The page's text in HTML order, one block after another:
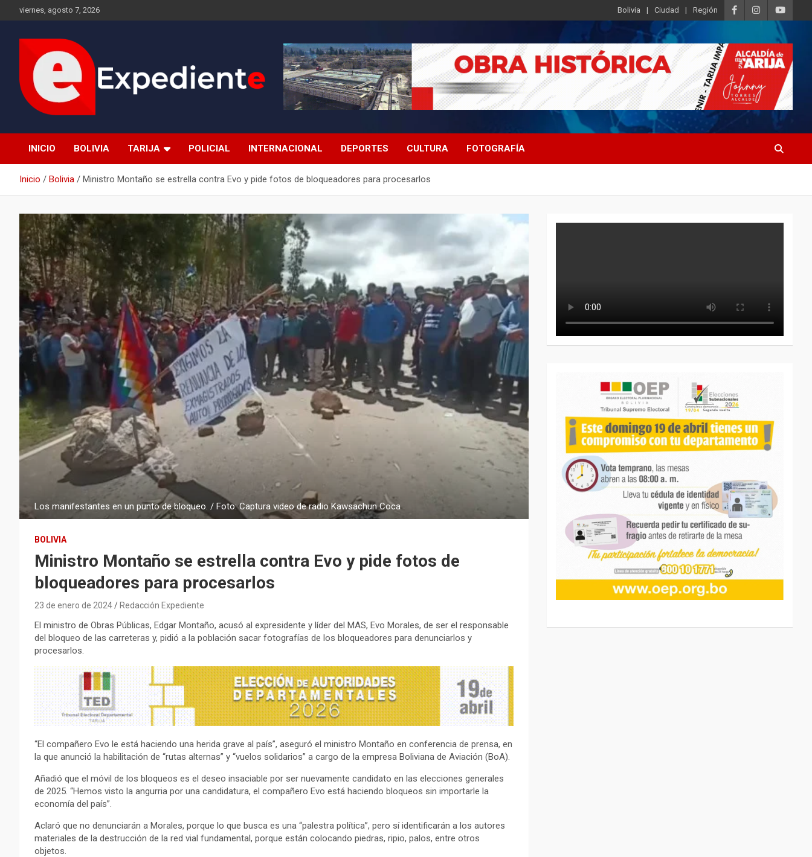
al
viernes, agosto 7, 2026 Bolivia Ciudad Región
Expediente
INICIO BOLIVIA TARIJA POLICIAL INTERNACIONAL DEPORTES CULTURA FOTOGRAFÍA
Inicio Bolivia Ministro Montaño se estrella contra Evo y pide fotos de bloqueadores para procesarlos
Los manifestantes en un punto de bloqueo. / Foto: Captura video de radio Kawsachun Coca
BOLIVIA
Ministro Montaño se estrella contra Evo y pide fotos de
bloqueadores para procesarlos
23 de enero de 2024 Redacción Expediente
El ministro de Obras Públicas, Edgar Montaño, acusó al expresidente y líder del MAS, Evo Morales, de ser el responsable
del bloqueo de las carreteras y, pidió a la población sacar fotografías de los bloqueadores para denunciarlos y
procesarlos.
“El compañero Evo le está haciendo una herida grave al país”, aseguró el ministro Montaño en conferencia de prensa, en
la que anunció la habilitación de “rutas alternas” y “vuelos solidarios” a cargo de la empresa Boliviana de Aviación (BoA).
Añadió que el móvil de los bloqueos es el deseo insaciable por ser nuevamente candidato en las elecciones generales
de 2025. “Hemos visto la angurria por una candidatura, el compañero Evo está haciendo bloqueos sin importarle la
economía del país”.
Aclaró que no denunciarán a Morales, porque lo que busca es una “palestra política”, pero sí identificarán a los autores
materiales de la destrucción de la red vial fundamental, porque están colocando piedras, ripio, palos, entre otros
objetos.